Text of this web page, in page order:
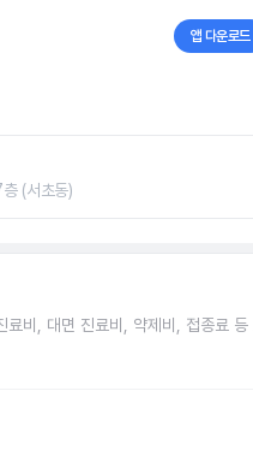
앱 다운로드
(서초동)
료비, 대면 진료비, 약제비, 접종료 등